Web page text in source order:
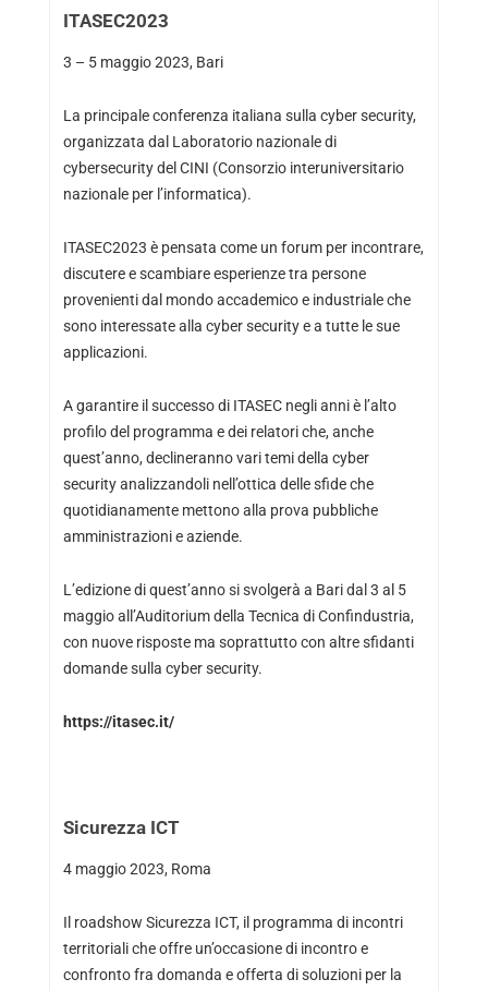
ITASEC2023
3 – 5 maggio 2023, Bari
La principale conferenza italiana sulla cyber security,
organizzata dal Laboratorio nazionale di
cybersecurity del CINI (Consorzio interuniversitario
nazionale per l’informatica).
ITASEC2023 è pensata come un forum per incontrare,
discutere e scambiare esperienze tra persone
provenienti dal mondo accademico e industriale che
sono interessate alla cyber security e a tutte le sue
applicazioni.
A garantire il successo di ITASEC negli anni è l’alto
profilo del programma e dei relatori che, anche
quest’anno, declineranno vari temi della cyber
security analizzandoli nell’ottica delle sfide che
quotidianamente mettono alla prova pubbliche
amministrazioni e aziende.
L’edizione di quest’anno si svolgerà a Bari dal 3 al 5
maggio all’Auditorium della Tecnica di Confindustria,
con nuove risposte ma soprattutto con altre sfidanti
domande sulla cyber security.
https://itasec.it/
Sicurezza ICT
4 maggio 2023, Roma
Il roadshow Sicurezza ICT, il programma di incontri
territoriali che offre un’occasione di incontro e
confronto fra domanda e offerta di soluzioni per la